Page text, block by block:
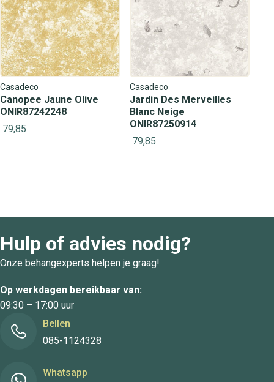
Casadeco
Canopee Jaune Olive
ONIR87242248
79,85
Casadeco
Jardin Des Merveilles
Blanc Neige
ONIR87250914
79,85
Hulp of advies nodig?
Onze behangexperts helpen je graag!
Op werkdagen bereikbaar van:
09:30 – 17:00 uur
Bellen
085-1124328
Whatsapp